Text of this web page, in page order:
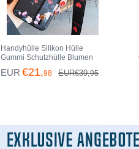
Handyhülle Silikon Hülle
Gummi Schutzhülle Blumen
H04 für Huawei Mate 20 Lite
Schwarz
EUR €21,98 EUR€39,95